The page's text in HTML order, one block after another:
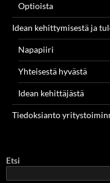
Optioista
Idean kehittymisestä ja
Napapiiri
Yhteisestä hyvästä
Idean kehittäjästä
Tiedoksianto
Etsi